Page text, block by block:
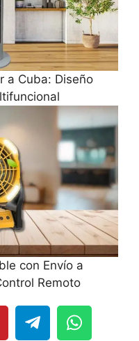
a Cuba: Diseño
con Envío a
Remoto